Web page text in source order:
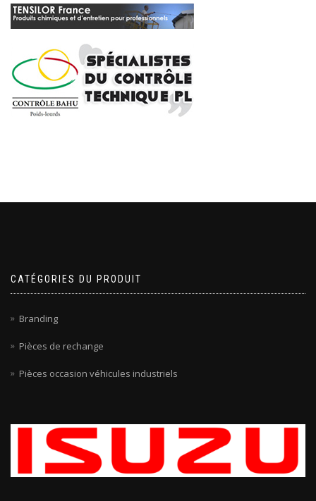
CATÉGORIES DU PRODUIT
Branding
Pièces de rechange
Pièces occasion véhicules industriels